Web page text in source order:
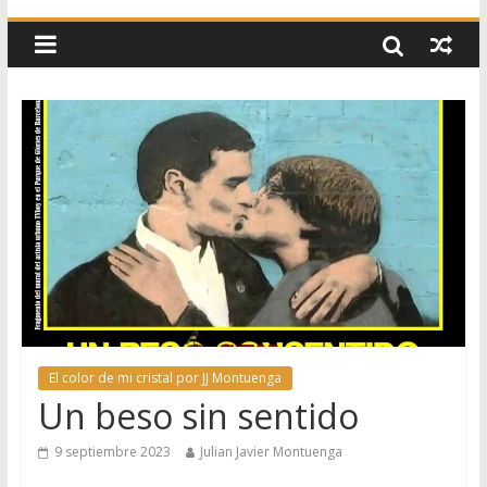
El color de mi cristal por JJ Montuenga
Un beso sin sentido
9 septiembre 2023 Julian Javier Montuenga